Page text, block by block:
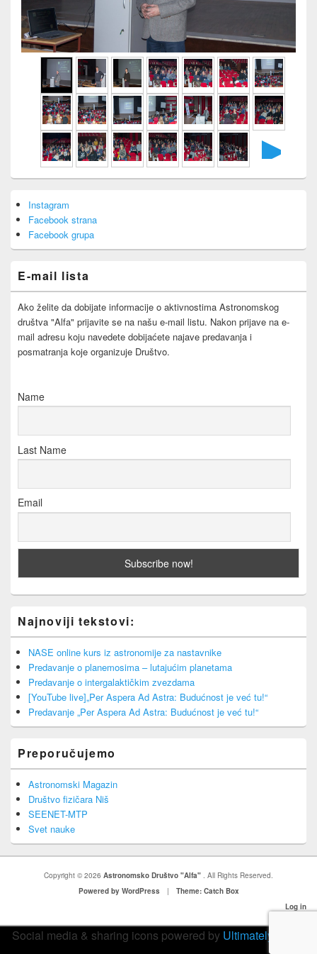
►
Sidebar
Widget
Area
Instagram
Facebook strana
Facebook grupa
E-mail lista
Ako želite da dobijate informacije o aktivnostima Astronomskog
društva "Alfa" prijavite se na našu e-mail listu. Nakon prijave na e-
mail adresu koju navedete dobijaćete najave predavanja i
posmatranja koje organizuje Društvo.
Name
Last Name
Email
Najnoviji tekstovi:
NASE online kurs iz astronomije za nastavnike
Predavanje o planemosima – lutajućim planetama
Predavanje o intergalaktičkim zvezdama
[YouTube live]„Per Aspera Ad Astra: Budućnost je već tu!“
Predavanje „Per Aspera Ad Astra: Budućnost je već tu!“
Preporučujemo
Astronomski Magazin
Društvo fizičara Niš
SEENET-MTP
Svet nauke
Copyright © 2026 Astronomsko Društvo "Alfa"
. All Rights Reserved.
Powered by WordPress
|
Theme: Catch Box
Log in
Social media & sharing icons powered by UltimatelySocial